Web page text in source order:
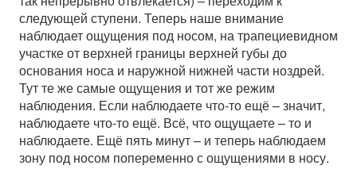
следующей ступени. Теперь наше внимание
наблюдает ощущения под носом, на трапециевидном
участке от верхней границы верхней губы до
основания носа и наружной нижней части ноздрей.
Тут те же самые ощущения и тот же режим
наблюдения. Если наблюдаете что-то ещё – значит,
наблюдаете что-то ещё. Всё, что ощущаете – то и
наблюдаете. Ещё пять минут – и теперь наблюдаем
зону под носом попеременно с ощущениями в носу.